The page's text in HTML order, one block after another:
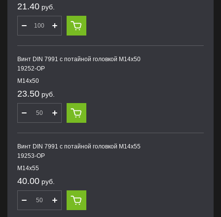
21.40 руб.
Винт DIN 7991 с потайной головкой M14х50
19252-OP
M14х50
23.50 руб.
Винт DIN 7991 с потайной головкой M14х55
19253-OP
M14х55
40.00 руб.